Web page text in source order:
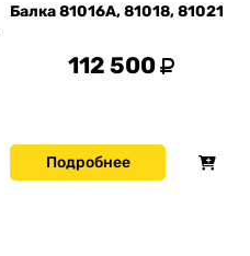
Балка 81016А, 81018, 81021
112 500
Подробнее